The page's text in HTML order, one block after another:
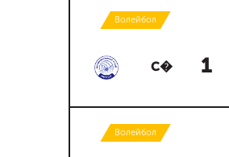
Волейбол
С� 1
Волейбол